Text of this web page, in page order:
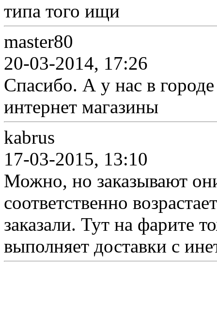
типа того ищи
master80
20-03-2014, 17:26
Спасибо. А у нас в
интернет магазины
kabrus
17-03-2015, 13:10
Можно, но заказывают
соответственно
заказали. Тут на фарите
выполняет доставки с